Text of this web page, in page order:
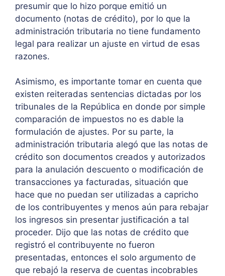
presumir que lo hizo porque emitió un
documento (notas de crédito), por lo que la
administración tributaria no tiene fundamento
legal para realizar un ajuste en virtud de esas
razones.
Asimismo, es importante tomar en cuenta que
existen reiteradas sentencias dictadas por los
tribunales de la República en donde por simple
comparación de impuestos no es dable la
formulación de ajustes. Por su parte, la
administración tributaria alegó que las notas de
crédito son documentos creados y autorizados
para la anulación descuento o modificación de
transacciones ya facturadas, situación que
hace que no puedan ser utilizadas a capricho
de los contribuyentes y menos aún para rebajar
los ingresos sin presentar justificación a tal
proceder. Dijo que las notas de crédito que
registró el contribuyente no fueron
presentadas, entonces el solo argumento de
que rebajó la reserva de cuentas incobrables